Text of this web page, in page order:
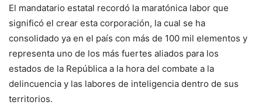
El mandatario estatal recordó la maratónica labor que
significó el crear esta corporación, la cual se ha
consolidado ya en el país con más de 100 mil elementos y
representa uno de los más fuertes aliados para los
estados de la República a la hora del combate a la
delincuencia y las labores de inteligencia dentro de sus
territorios.